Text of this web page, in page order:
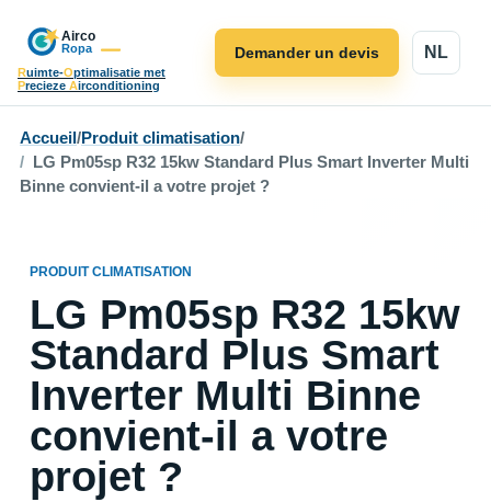
Ruimte-Optimalisatie met
Precieze Airconditioning
NL
Demander un devis
Accueil /Produit climatisation/
LG Pm05sp R32 15kw Standard Plus Smart Inverter Multi
Binne convient-il a votre projet ?
PRODUIT CLIMATISATION
LG Pm05sp R32 15kw
Standard Plus Smart
Inverter Multi Binne
convient-il a votre
projet ?